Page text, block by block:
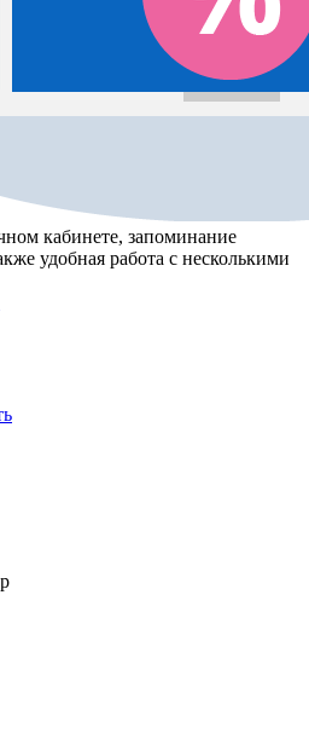
кабинете, запоминание
удобная работа с несколькими